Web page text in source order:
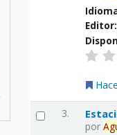
3.
por